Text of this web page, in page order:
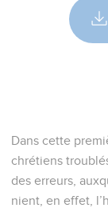
Dans cette
chrétiens
des erreurs,
nient, en effet,